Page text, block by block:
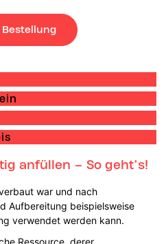
anfüllen – So geht’s!
war und nach
Aufbereitung beispielsweise
verwendet werden kann.
Ressource, derer